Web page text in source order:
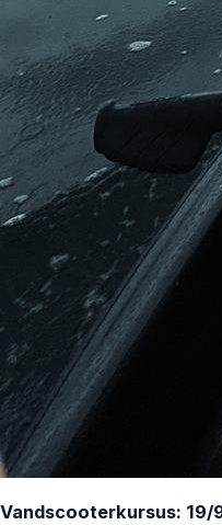
Vandscooterkursus: 19/